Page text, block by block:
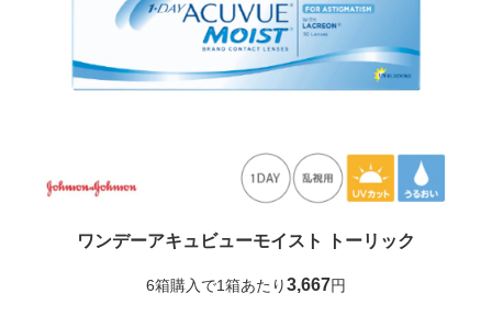
ワンデーアキュビューモイスト トーリック
6箱購入で1箱あたり3,667円